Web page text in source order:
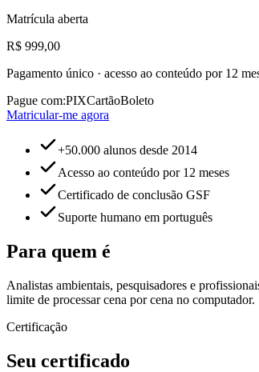
Matrícula aberta
R$ 999,00
Pagamento único · acesso ao conteúdo por 12
Pague com:PIXCartãoBoleto
Matricular-me agora
+50.000 alunos desde 2014
Acesso ao conteúdo por 12 meses
Certificado de conclusão GSF
Suporte humano em português
Para quem é
Analistas ambientais, pesquisadores e
limite de processar cena por cena no computador.
Certificação
Seu certificado